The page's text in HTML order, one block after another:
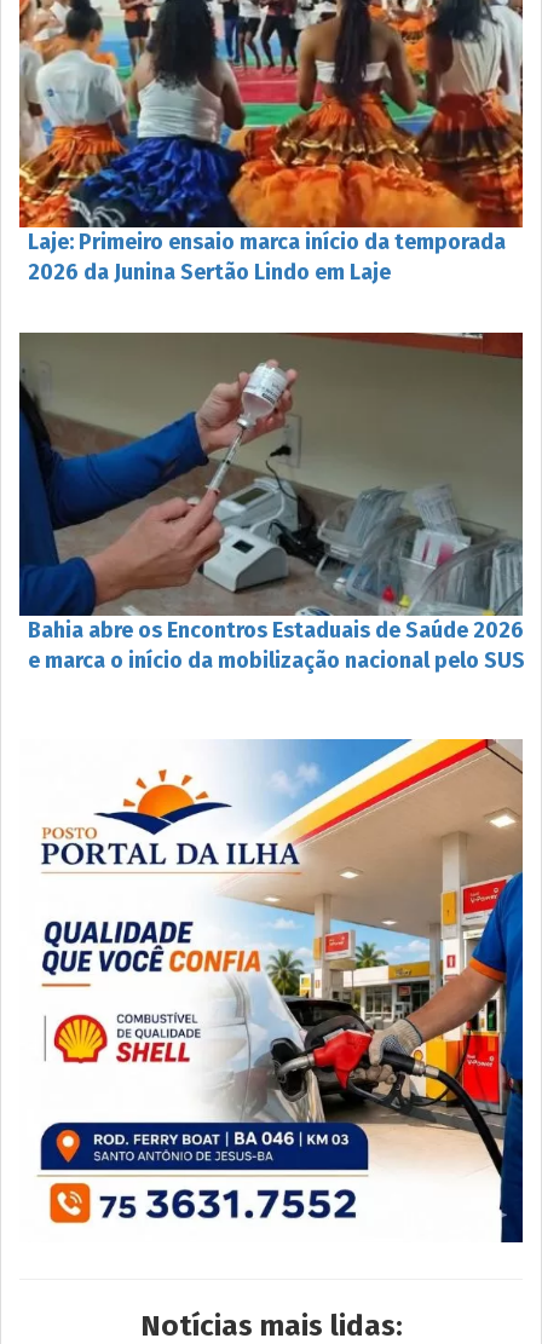
Laje: Primeiro ensaio marca início da temporada
2026 da Junina Sertão Lindo em Laje
Bahia abre os Encontros Estaduais de Saúde 2026
e marca o início da mobilização nacional pelo SUS
Notícias mais lidas: